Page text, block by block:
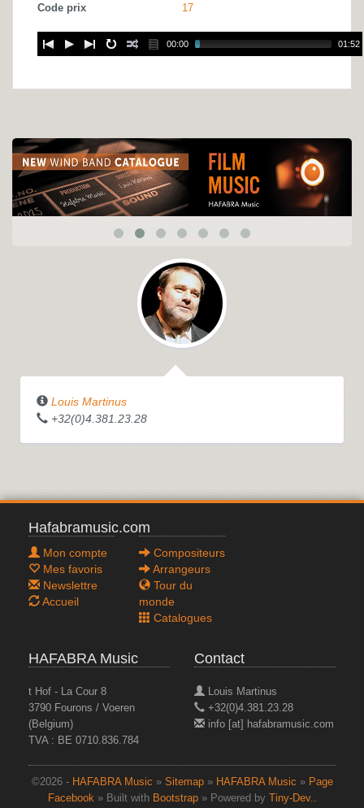
Code prix 17
00:00 01:52
Louis Martinus
+32(0)4.381.23.28
Hafabramusic.com
Mon compte
Mes favoris
Newslettre
Accueil
Compositeurs
Arrangeurs
Tour du
monde
Catalogues
HAFABRA Music
t Hof - La Cour 8
3790 Fourons / Voeren
(Belgium)
TVA : BE 0710.836.784
Contact
Louis Martinus
+32(0)4.381.23.28
info [at] hafabramusic.com
©2026 - HAFABRA Music » Sitemap» HAFABRA Music » Page
Facebook» Built with Bootstrap» Powered by Tiny-Dev..